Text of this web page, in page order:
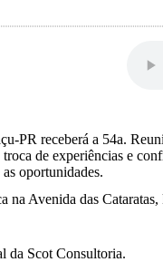
PR receberá a 54a.
de experiências e
oportunidades.
na Avenida das
da Scot Consultoria.